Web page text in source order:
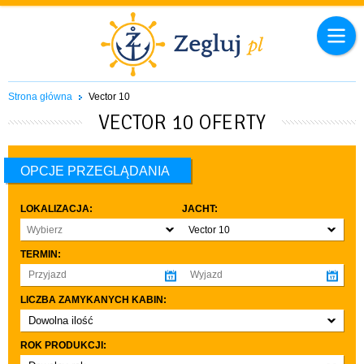
Strona główna Vector 10
VECTOR 10 OFERTY
OPCJE PRZEGLĄDANIA
LOKALIZACJA:
Wybierz
JACHT:
Vector 10
TERMIN:
LICZBA ZAMYKANYCH KABIN:
Dowolna ilość
co najmniej 1
co najmniej 2
ROK PRODUKCJI: